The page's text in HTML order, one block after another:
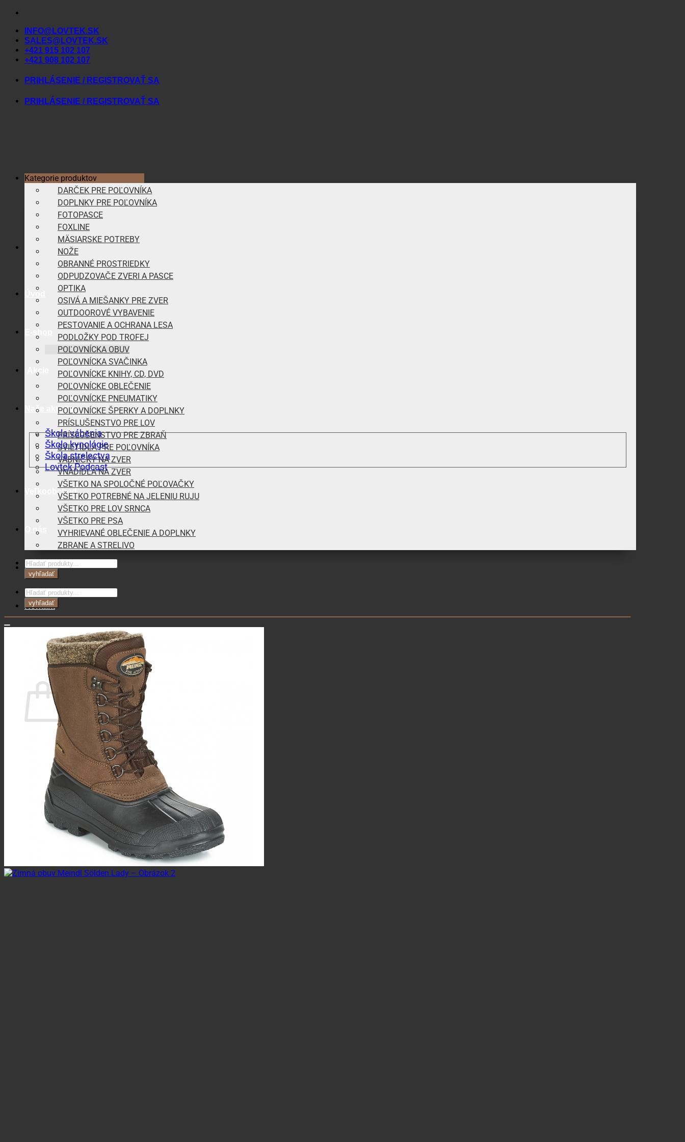
Skip
contentINFO@LOVTEK.SK
SALES@LOVTEK.SK
+421 915 102 107
+421 908 102 107
PRIHLÁSENIE / REGISTROVAŤ SA
PRIHLÁSENIE / REGISTROVAŤ SA
Akcie
Naše aktivity
Škola vábenia
Škola kynológie
Škola strelectva
Lovtek Podcast
Veľkoobchod
O nás
Blog
Kontakt
Žiadne produkty v košíku.
Vrátiť sa do obchodu
Kategorie produktov
DARČEK PRE POĽOVNÍKA
DOPLNKY PRE POĽOVNÍKA
FOTOPASCE
FOXLINE
MÄSIARSKE POTREBY
NOŽE
OBRANNÉ PROSTRIEDKY
ODPUDZOVAČE ZVERI A PASCE
OPTIKA
OSIVÁ A MIEŠANKY PRE ZVER
OUTDOOROVÉ VYBAVENIE
PESTOVANIE A OCHRANA LESA
PODLOŽKY POD TROFEJ
POĽOVNÍCKA OBUV
POĽOVNÍCKA SVAČINKA
POĽOVNÍCKE KNIHY, CD, DVD
POĽOVNÍCKE OBLEČENIE
POĽOVNÍCKE PNEUMATIKY
POĽOVNÍCKE ŠPERKY A DOPLNKY
PRÍSLUŠENSTVO PRE LOV
PRÍSLUŠENSTVO PRE ZBRAŇ
SVIETIDLÁ PRE POĽOVNÍKA
VÁBNIČKY NA ZVER
VNADIDLÁ NA ZVER
VŠETKO NA SPOLOČNÉ POĽOVAČKY
VŠETKO POTREBNÉ NA JELENIU RUJU
VŠETKO PRE LOV SRNCA
VŠETKO PRE PSA
VYHRIEVANÉ OBLEČENIE A DOPLNKY
ZBRANE A STRELIVO
Products
search
vyhľadať
Products
search
vyhľadať